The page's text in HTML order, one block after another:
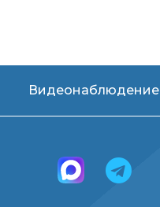
Видеонаблюдение